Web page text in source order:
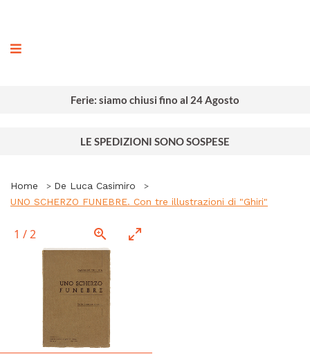
Ferie: siamo chiusi fino al 24 Agosto
LE SPEDIZIONI SONO SOSPESE
Home
De Luca Casimiro
UNO SCHERZO FUNEBRE. Con tre illustrazioni di "Ghiri"
1 /2